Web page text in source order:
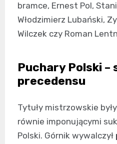
bramce, Ernest Pol,
Włodzimierz Lubański,
Wilczek czy Roman
Puchary Polski –
precedensu
Tytuły mistrzowskie
równie imponującymi
Polski. Górnik wywalczył